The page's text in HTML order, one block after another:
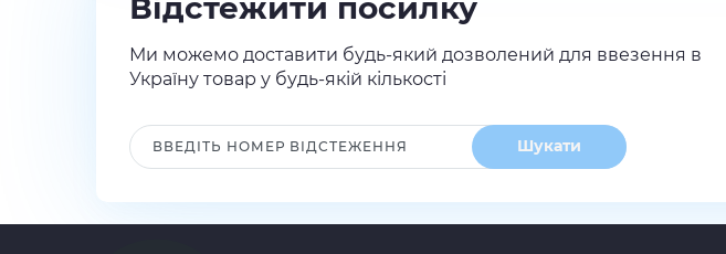
Ми можемо доставити будь-який дозволений для ввезення в
Україну товар у будь-якій кількості
Шукати